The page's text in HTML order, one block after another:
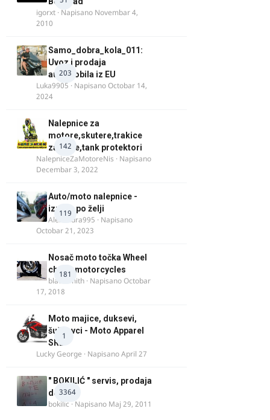
igorxt · Napisano Novembar 4,
2010
203
Samo_dobra_kola_011:
Uvoz i prodaja
automobila iz EU
Luka9905 · NapisanoOctobar 14,
2024
142
Nalepnice za
motore,skutere,trakice
za felne,tank protektori
NalepniceZaMotoreNis · Napisano
Decembar 3, 2022
119
Auto/moto nalepnice -
izrada po želji
Alexandra995 · Napisano
Octobar 21, 2023
181
Nosač moto točka Wheel
chock motorcycles
blacksmith · NapisanoOctobar
17, 2018
1
Moto majice, duksevi,
šuškavci - Moto Apparel
SRB
Lucky George · NapisanoApril 27
3364
" BOKILIĆ " servis, prodaja
delova
bokilic · Napisano Maj 29, 2011